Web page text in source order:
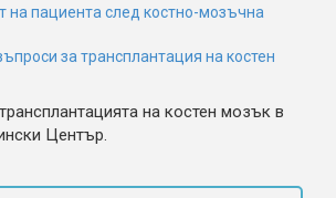
на пациента след костно-мозъчна
за трансплантация на костен
на костен мозък в
Център.